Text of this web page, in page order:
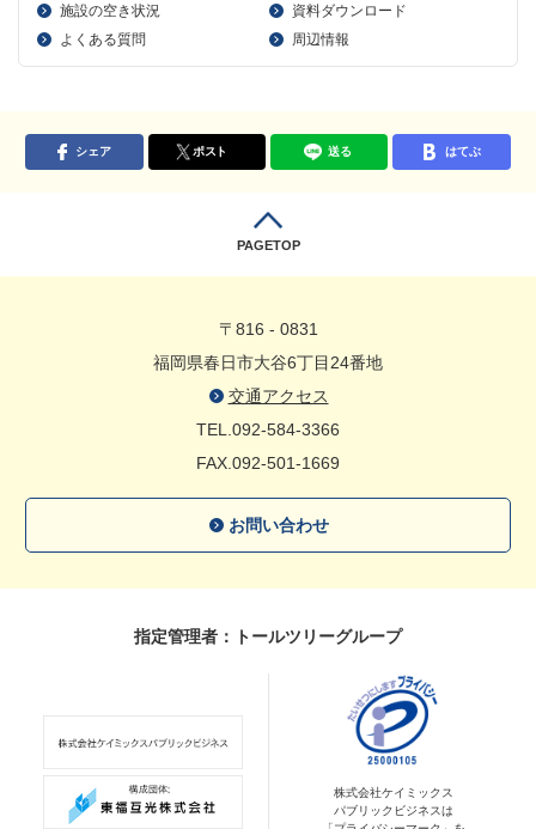
施設の空き状況
資料ダウンロード
よくある質問
周辺情報
シェア ポスト 送る はてぶ
PAGETOP
〒816 - 0831
福岡県春日市大谷6丁目24番地
交通アクセス
TEL.092-584-3366
FAX.092-501-1669
お問い合わせ
指定管理者：トールツリーグループ
株式会社ケイミックス
パブリックビジネスは